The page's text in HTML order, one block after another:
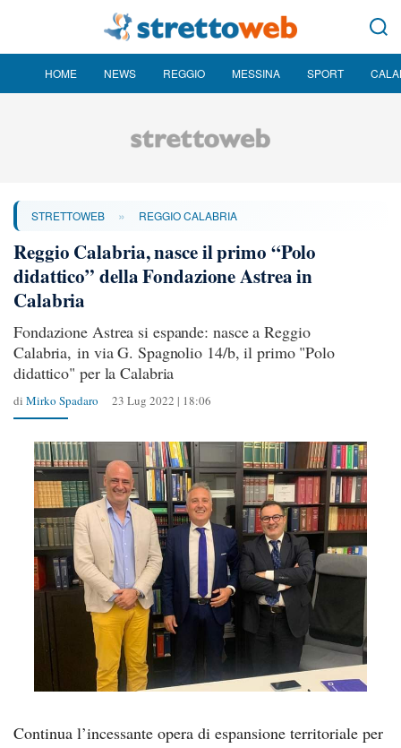
HOME NEWS REGGIO MESSINA SPORT
STRETTOWEB » REGGIO CALABRIA
Reggio Calabria, nasce il primo “Polo
didattico” della Fondazione Astrea in
Calabria
Fondazione Astrea si espande: nasce a Reggio
Calabria, in via G. Spagnolio 14/b, il primo "Polo
didattico" per la Calabria
di Mirko Spadaro 23 Lug 2022 | 18:06
Continua l’incessante opera di espansione territoriale per